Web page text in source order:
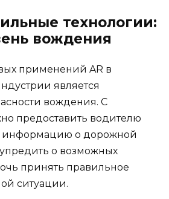
технологии:
вождения
применений AR в
является
вождения. С
предоставить водителю
информацию о дорожной
о возможных
принять правильное
ситуации.